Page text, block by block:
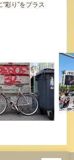
彩り”をプラス